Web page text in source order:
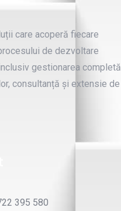
care acoperă fiecare
de dezvoltare
gestionarea completă
consultanță și extensie de
395 580